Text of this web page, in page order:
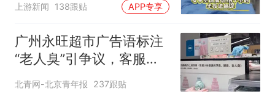
上游新闻 138跟贴 APP专享
广州永旺超市广告语标注
“老人臭”引争议，客服回
应
北青网-北京青年报 237跟贴